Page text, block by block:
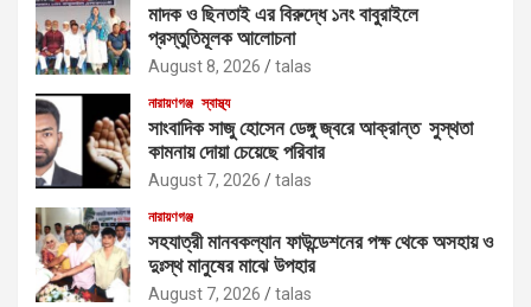
মাদক ও ছিনতাই এর বিরুদ্ধে ১নং বাবুরাইলে
প্রস্তুতিমূলক আলোচনা
August 8, 2026 talas
নারায়ণগঞ্জ স্বাস্থ্য
সাংবাদিক সাজু হোসেন ডেঙ্গু জ্বরে আক্রান্ত সুস্থতা
কামনায় দোয়া চেয়েছে পরিবার
August 7, 2026 talas
নারায়ণগঞ্জ
সহযাত্রী মানবকল্যান ফাউন্ডেশনের পক্ষ থেকে অসহায় ও
দুঃস্থ মানুষের মাঝে উপহার
August 7, 2026 talas